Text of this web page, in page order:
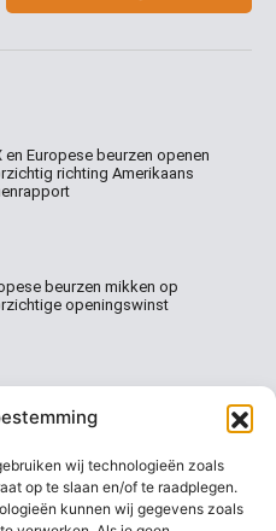
wij technologieën zoals
op te slaan en/of te raadplegen.
kunnen wij gegevens zoals
en Europese beurzen openen
richting Amerikaans
beurzen mikken op
openingswinst
beurzen blijven dicht bij